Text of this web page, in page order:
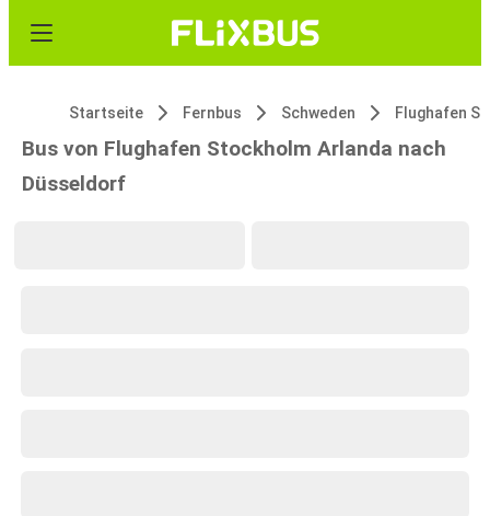
Startseite Fernbus Schweden
Bus von Flughafen Stockholm Arlanda nach
Düsseldorf